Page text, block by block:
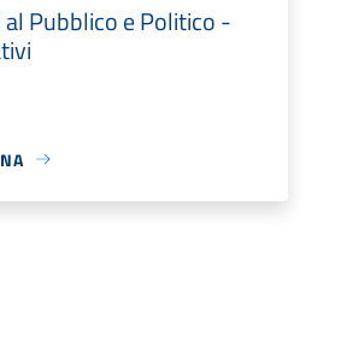
al Pubblico e Politico -